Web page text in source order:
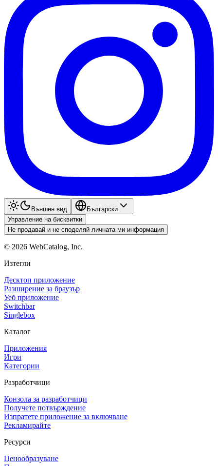
Външен вид
Български
Управление на бисквитки
Не продавай и не споделяй личната ми информация
© 2026 WebCatalog, Inc.
Изтегли
Десктоп приложение
Разширение за браузър
Уеб приложение
Switchbar
Singlebox
Каталог
Приложения
Игри
Категории
Разработчици
Конзола за разработчици
Получете потвърждение
Изпратете приложение за включване
Рекламирайте
Ресурси
Ценообразуване